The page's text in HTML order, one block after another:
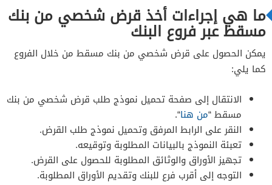
ما هي إجراءات أخذ قرض شخصي من بنك
مسقط عبر فروع البنك
يمكن الحصول على قرض شخصي من بنك مسقط من خلال الفروع
كما يلي:
الانتقال إلى صفحة تحميل نموذج طلب قرض شخصي من بنك
مسقط “من هنا“.
النقر على الرابط المرفق وتحميل نموذج طلب القرض.
تعبئة النموذج بالبيانات المطلوبة وتوقيعه.
تجهيز الأوراق والوثائق المطلوبة للحصول على القرض.
التوجه إلى أقرب فرع للبنك وتقديم الأوراق المطلوبة.